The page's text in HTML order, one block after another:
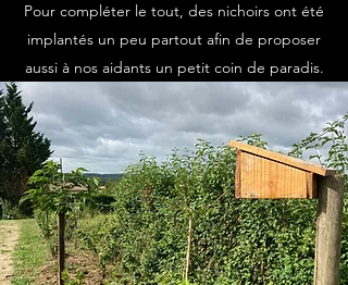
Pour compléter le tout, des nichoirs ont été
implantés un peu partout afin de proposer
aussi à nos aidants un petit coin de paradis.